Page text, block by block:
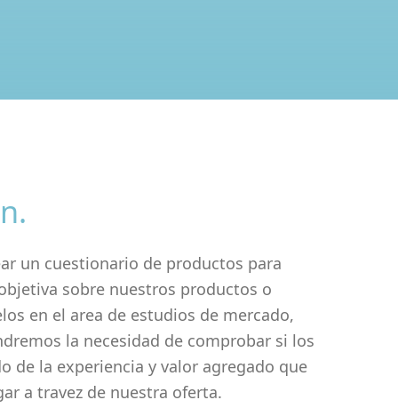
un cuestionario de productos para
sobre nuestros productos o
en el area de estudios de mercado,
la necesidad de comprobar si los
de la experiencia y valor agregado que
a travez de nuestra oferta.